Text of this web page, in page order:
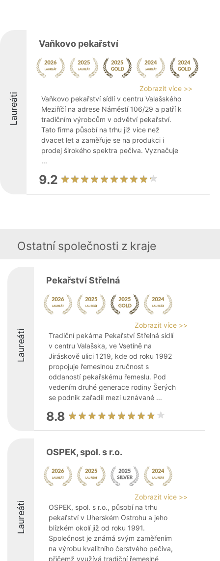
Laureáti
Vaňkovo pekařství
Zobrazit více >>
Vaňkovo pekařství sídlí v centru Valašského
Meziříčí na adrese Náměstí 106/29 a patří k
tradičním výrobcům v odvětví pekařství.
Tato firma působí na trhu již více než
dvacet let a zaměřuje se na produkci i
prodej širokého spektra pečiva. Vyznačuje
...
9.2
Ostatní společnosti z kraje
Laureáti
Pekařství Střelná
Zobrazit více >>
Tradiční pekárna Pekařství Střelná sídlí
v centru Valašska, ve Vsetíně na
Jiráskově ulici 1219, kde od roku 1992
propojuje řemeslnou zručnost s
oddaností pekařskému řemeslu. Pod
vedením druhé generace rodiny Šerých
se podnik zařadil mezi uznávané ...
8.8
Laureáti
OSPEK, spol. s r.o.
Zobrazit více >>
OSPEK, spol. s r.o., působí na trhu
pekařství v Uherském Ostrohu a jeho
blízkém okolí již od roku 1991.
Společnost je známá svým zaměřením
na výrobu kvalitního čerstvého pečiva,
přičemž využívá tradiční řemeslné